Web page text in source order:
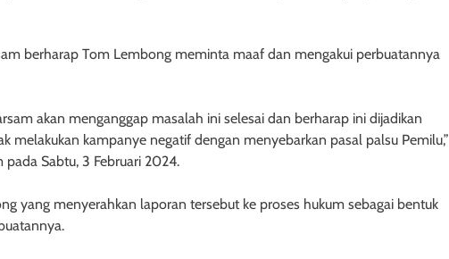
berharap Tom Lembong meminta maaf dan mengakui perbuatannya
akan menganggap masalah ini selesai dan berharap ini dijadikan
melakukan kampanye negatif dengan menyebarkan pasal palsu Pemilu,”
Sabtu, 3 Februari 2024.
yang menyerahkan laporan tersebut ke proses hukum sebagai bentuk